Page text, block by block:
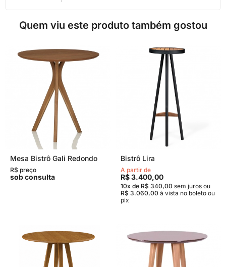
Quem viu este produto também gostou
Mesa Bistrô Gali Redondo
R$ preço
sob consulta
Bistrô Lira
A partir de
R$ 3.400,00
10x de R$ 340,00 sem juros ou
R$ 3.060,00 à vista no boleto ou
pix